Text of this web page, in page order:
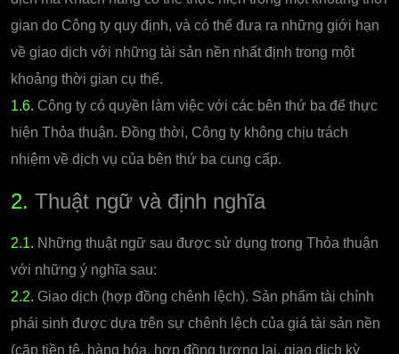
gian do Công ty quy định, và có thể đưa ra những giới hạn
về giao dịch với những tài sản nền nhất định trong một
khoảng thời gian cụ thể.
1.6. Công ty có quyền làm việc với các bên thứ ba để thực
hiện Thỏa thuận. Đồng thời, Công ty không chịu trách
nhiệm về dịch vụ của bên thứ ba cung cấp.
2. Thuật ngữ và định nghĩa
2.1. Những thuật ngữ sau được sử dụng trong Thỏa thuận
với những ý nghĩa sau:
2.2. Giao dịch (hợp đồng chênh lệch). Sản phẩm tài chính
phái sinh được dựa trên sự chênh lệch của giá tài sản nền
(cặp tiền tệ, hàng hóa, hợp đồng tương lai, giao dịch kỳ